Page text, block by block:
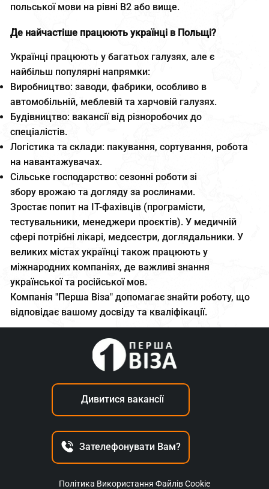
польської мови на рівні B2 або вище.
Де найчастіше працюють українці в Польщі?
Українці працюють у багатьох галузях, але є
найбільш популярні напрямки:
Виробництво: заводи, фабрики, особливо в
автомобільній, меблевій та харчовій галузях.
Будівництво: вакансії від різноробочих до
спеціалістів.
Логістика та склади: пакування, сортування, робота
на навантажувачах.
Сільське господарство: сезонні роботи зі
збору врожаю та догляду за рослинами.
Зростає попит на IT-фахівців (програмісти,
тестувальники, менеджери проєктів). У медичній
сфері потрібні лікарі, медсестри, доглядальники. У
великих містах українці також працюють у
міжнародних компаніях, де важливі знання
української та російської мов.
Компанія "Перша Віза" допомагає знайти роботу, що
відповідає вашому досвіду та кваліфікації.
Дивитися вакансії
Зателефонувати Вам?
Політика Використання Файлів Cookie